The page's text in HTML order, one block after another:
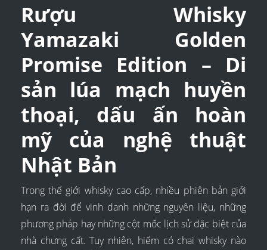
Rượu Whisky
Yamazaki Golden
Promise Edition – Di
sản lúa mạch huyền
thoại, dấu ấn hoàn
mỹ của nghệ thuật
Nhật Bản
Trong thế giới whisky cao cấp, nhiều phiên bản giới
hạn ra đời để vinh danh những nguyên liệu, những
phương pháp hay những cột mốc lịch sử đặc biệt của
nhà chưng cất. Tuy nhiên, hiếm có chai whisky nào